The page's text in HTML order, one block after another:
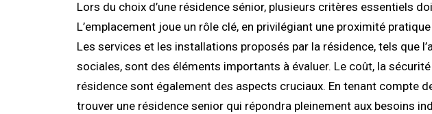
Lors du choix d’une résidence sénior, plusieurs critères essentiels
L’emplacement joue un rôle clé, en privilégiant une proximité
Les services et les installations proposés par la résidence, tels que
sociales, sont des éléments importants à évaluer. Le coût, la
résidence sont également des aspects cruciaux. En tenant compte
trouver une résidence senior qui répondra pleinement aux besoins